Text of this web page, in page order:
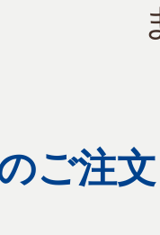
ご注